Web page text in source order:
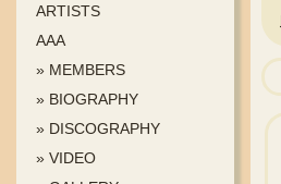
ARTISTS
AAA
» MEMBERS
» BIOGRAPHY
» DISCOGRAPHY
» VIDEO